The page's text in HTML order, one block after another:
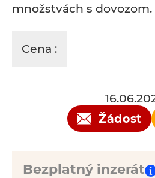
množstvách s
Cena :
Žádost
Bezplatný inzerát